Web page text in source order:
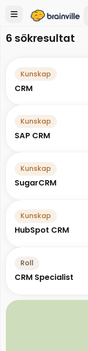
6 sökresultat
Kunskap
CRM
Kunskap
SAP CRM
Kunskap
SugarCRM
Kunskap
HubSpot CRM
Roll
CRM Specialist